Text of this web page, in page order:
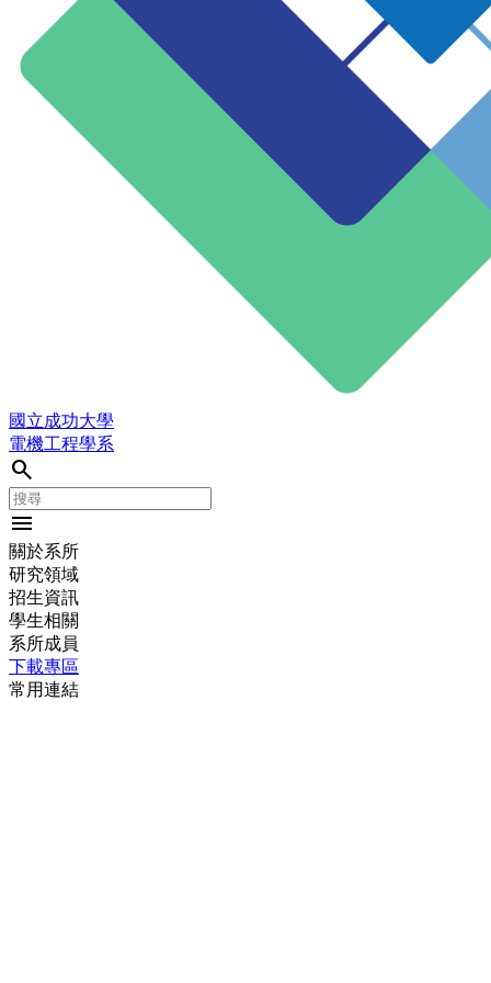
國立成功大學
電機工程學系
search
menu
關於系所
研究領域
招生資訊
學生相關
系所成員
下載專區
常用連結